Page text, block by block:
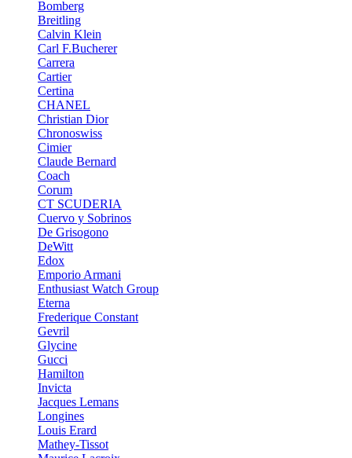
Bomberg
Breitling
Calvin Klein
Carl F.Bucherer
Carrera
Cartier
Certina
CHANEL
Christian Dior
Chronoswiss
Cimier
Claude Bernard
Coach
Corum
CT SCUDERIA
Cuervo y Sobrinos
De Grisogono
DeWitt
Edox
Emporio Armani
Enthusiast Watch Group
Eterna
Frederique Constant
Gevril
Glycine
Gucci
Hamilton
Invicta
Jacques Lemans
Longines
Louis Erard
Mathey-Tissot